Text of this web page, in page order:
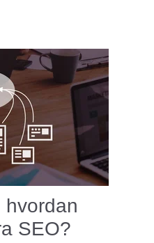
hvordan
SEO?